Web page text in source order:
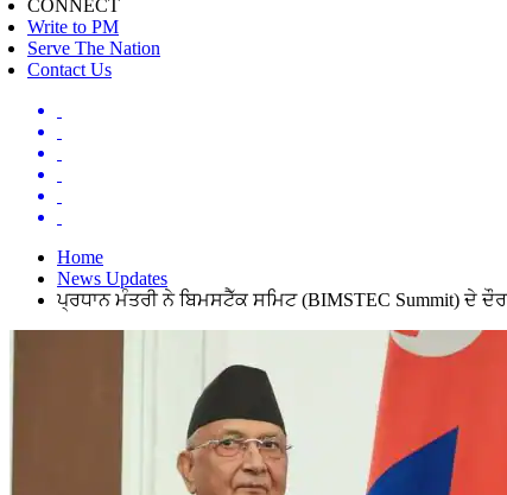
CONNECT
Write to PM
Serve The Nation
Contact Us
Home
News Updates
ਪ੍ਰਧਾਨ ਮੰਤਰੀ ਨੇ ਬਿਮਸਟੈੱਕ ਸਮਿਟ (BIMSTEC Summit) ਦੇ